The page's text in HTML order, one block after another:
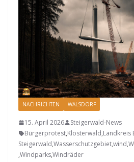
NACHRICHTEN WALSDORF
15. April 2026
Steigerwald-News
Bürgerprotest,Klosterwald,Landkreis
Steigerwald,Wasserschutzgebiet,wind,
,Windparks,Windräder